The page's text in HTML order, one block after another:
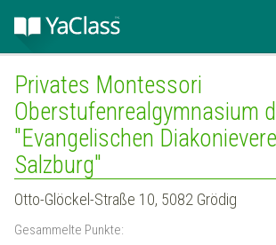
Privates Montessori
Oberstufenrealgymnasium
"Evangelischen
Salzburg"
Otto-Glöckel-Straße 10, 5082 Grödig
Gesammelte Punkte: